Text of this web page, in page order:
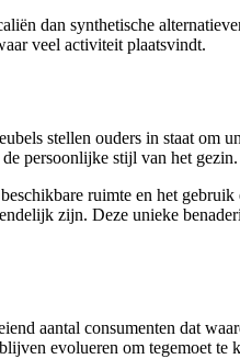
dan synthetische
veel activiteit plaatsvindt.
stellen ouders in staat om
persoonlijke stijl van het gezin.
ruimte en het
zijn. Deze unieke
aantal consumenten dat
evolueren om tegemoet te